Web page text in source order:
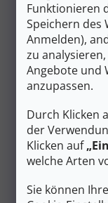
Funktionieren
Speichern des
Anmelden),
zu
Angebote und
anzupassen.
Durch Klicken
der
Klicken auf
welche Arten
Sie können
System-
multidirektional
Auf- als auch
Die
Impact Brake
kontrollierte
Ergebnis ist eine
Nubukledermit
abriebfester als
umlaufende
auf Felsen und
gemischtes